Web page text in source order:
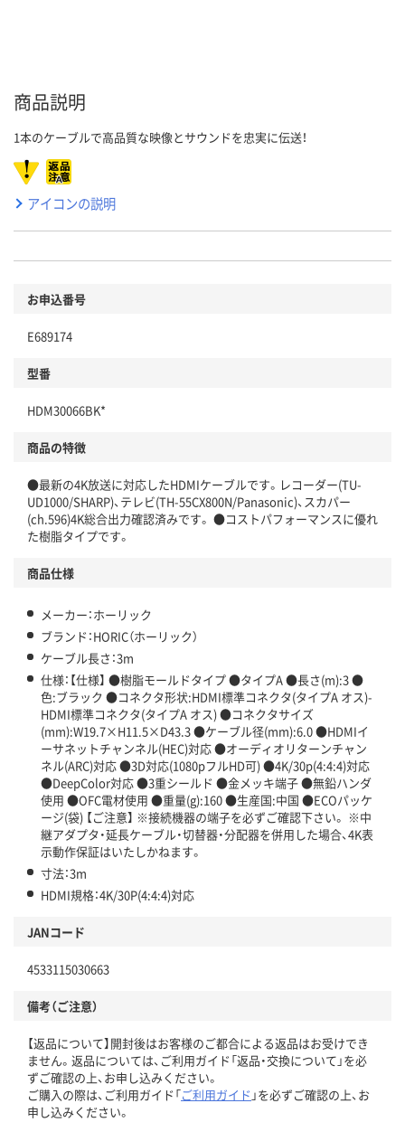
商品説明
1本のケーブルで高品質な映像とサウンドを忠実に伝送！
アイコンの説明
お申込番号
E689174
型番
HDM30066BK*
商品の特徴
●最新の4K放送に対応したHDMIケーブルです。レコーダー(TU-
UD1000/SHARP)、テレビ(TH-55CX800N/Panasonic)、スカパー
(ch.596)4K総合出力確認済みです。 ●コストパフォーマンスに優れ
た樹脂タイプです。
商品仕様
メーカー：ホーリック
ブランド：HORIC（ホーリック）
ケーブル長さ：3m
仕様：【仕様】 ●樹脂モールドタイプ ●タイプA ●長さ(m):3 ●
色:ブラック ●コネクタ形状:HDMI標準コネクタ(タイプA オス)-
HDMI標準コネクタ(タイプA オス) ●コネクタサイズ
(mm):W19.7×H11.5×D43.3 ●ケーブル径(mm):6.0 ●HDMIイ
ーサネットチャンネル(HEC)対応 ●オーディオリターンチャン
ネル(ARC)対応 ●3D対応(1080pフルHD可) ●4K/30p(4:4:4)対応
●DeepColor対応 ●3重シールド ●金メッキ端子 ●無鉛ハンダ
使用 ●OFC電材使用 ●重量(g):160 ●生産国:中国 ●ECOパッケ
ージ(袋) 【ご注意】 ※接続機器の端子を必ずご確認下さい。 ※中
継アダプタ・延長ケーブル・切替器・分配器を併用した場合、4K表
示動作保証はいたしかねます。
寸法：3m
HDMI規格：4K/30P(4:4:4)対応
JANコード
4533115030663
備考（ご注意）
【返品について】開封後はお客様のご都合による返品はお受けでき
ません。返品については、ご利用ガイド「返品・交換について」を必
ずご確認の上、お申し込みください。
ご購入の際は、ご利用ガイド「ご利用ガイド 」を必ずご確認の上、お
申し込みください。